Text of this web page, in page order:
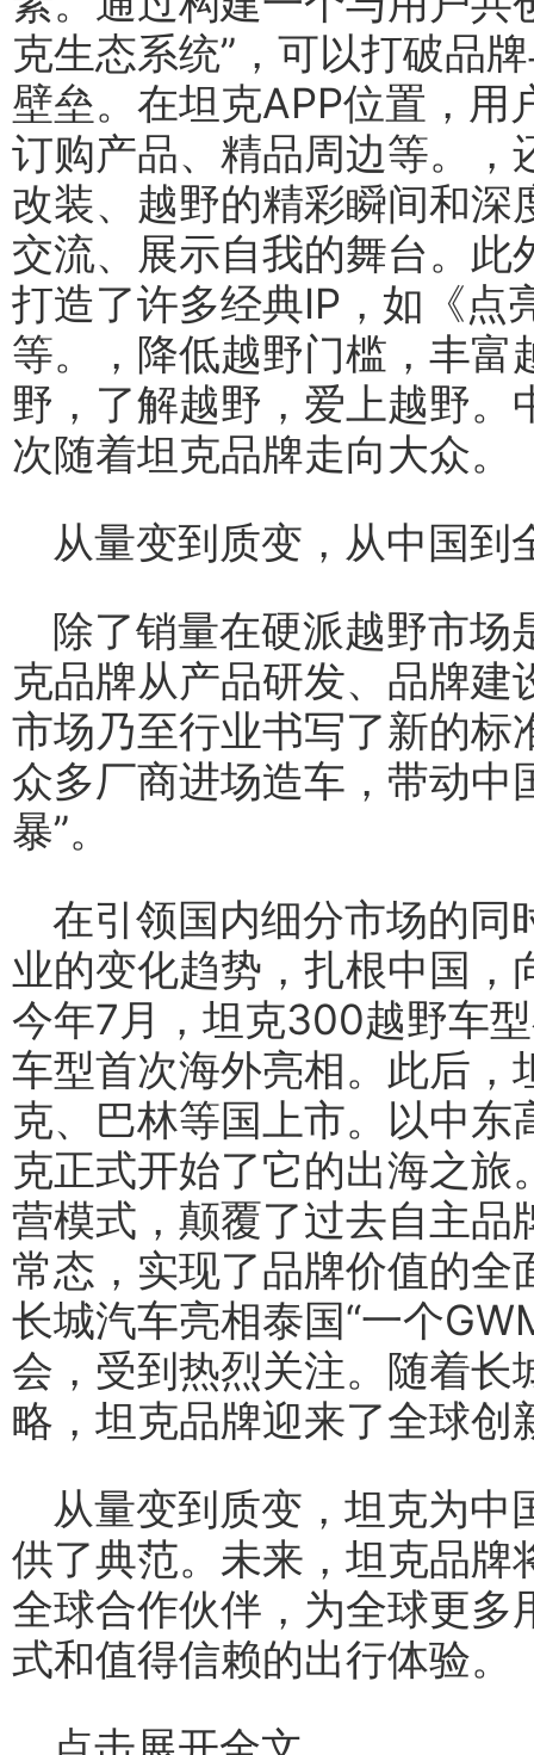
克生态系统”，可以打破品
壁垒。在坦克APP位置，用
订购产品、精品周边等。，
改装、越野的精彩瞬间和
交流、展示自我的舞台。
打造了许多经典IP，如《点
等。，降低越野门槛，丰
野，了解越野，爱上越野
次随着坦克品牌走向大众。
从量变到质变，从中国到
除了销量在硬派越野市场
克品牌从产品研发、品牌
市场乃至行业书写了新的标
众多厂商进场造车，带动中
暴”。
在引领国内细分市场的同
业的变化趋势，扎根中国
今年7月，坦克300越野车
车型首次海外亮相。此后
克、巴林等国上市。以中
克正式开始了它的出海之
营模式，颠覆了过去自主品
常态，实现了品牌价值的全
长城汽车亮相泰国“一个
会，受到热烈关注。随着长
略，坦克品牌迎来了全球创
从量变到质变，坦克为
供了典范。未来，坦克品牌
全球合作伙伴，为全球更
式和值得信赖的出行体验。